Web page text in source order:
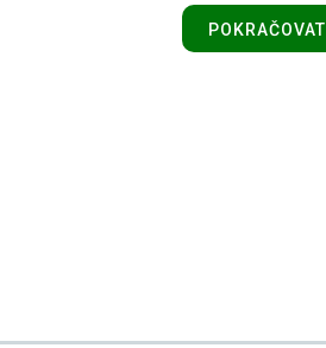
POKRAČOVAT